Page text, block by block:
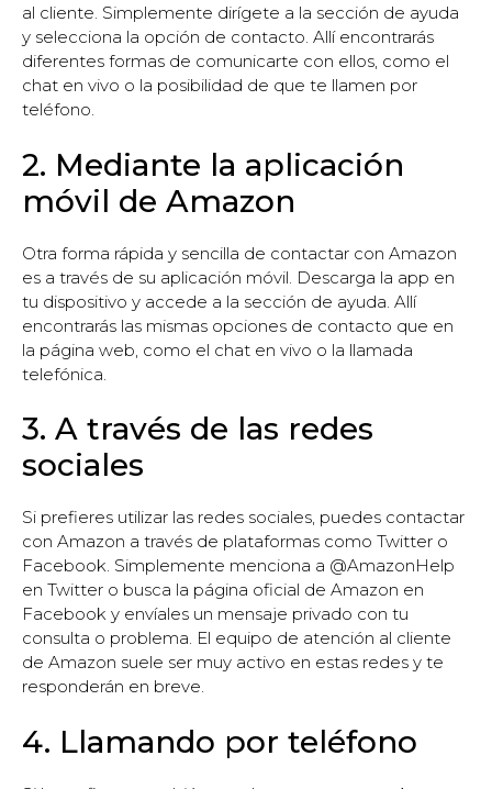
al cliente. Simplemente dirígete a la sección de ayuda
y selecciona la opción de contacto. Allí encontrarás
diferentes formas de comunicarte con ellos, como el
chat en vivo o la posibilidad de que te llamen por
teléfono.
2. Mediante la aplicación
móvil de Amazon
Otra forma rápida y sencilla de contactar con Amazon
es a través de su aplicación móvil. Descarga la app en
tu dispositivo y accede a la sección de ayuda. Allí
encontrarás las mismas opciones de contacto que en
la página web, como el chat en vivo o la llamada
telefónica.
3. A través de las redes
sociales
Si prefieres utilizar las redes sociales, puedes contactar
con Amazon a través de plataformas como Twitter o
Facebook. Simplemente menciona a @AmazonHelp
en Twitter o busca la página oficial de Amazon en
Facebook y envíales un mensaje privado con tu
consulta o problema. El equipo de atención al cliente
de Amazon suele ser muy activo en estas redes y te
responderán en breve.
4. Llamando por teléfono